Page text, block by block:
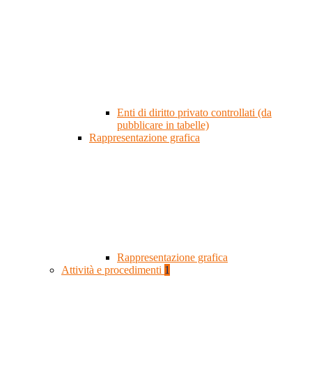
Enti di diritto privato controllati (da
pubblicare in tabelle)
Rappresentazione grafica
Rappresentazione grafica
Attività e procedimenti 1